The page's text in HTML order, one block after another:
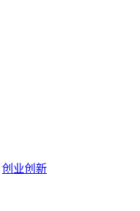
创业创新